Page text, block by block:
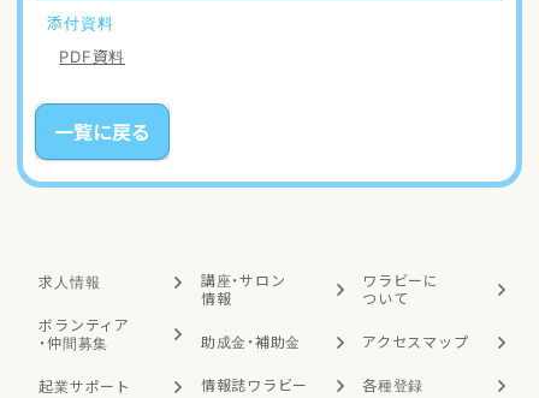
添付資料
PDF資料
一覧に戻る
求人情報
ボランティア
・仲間募集
起業サポート
講座・サロン
情報
助成金・補助金
情報誌ワラビー
ワラビーに
ついて
アクセスマップ
各種登録